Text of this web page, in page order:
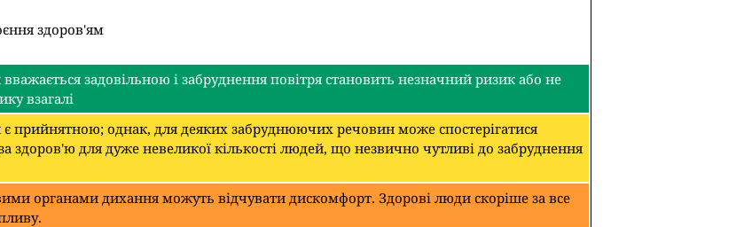
здоров'ям
вважається задовільною і забруднення повітря становить незначний ризик або не
взагалі
є прийнятною; однак, для деяких забруднюючих речовин може спостерігатися
здоров'ю для дуже невеликої кількості людей, що незвично чутливі до забруднення
органами дихання можуть відчувати дискомфорт. Здорові люди скоріше за все